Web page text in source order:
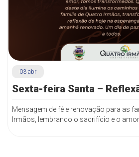
03 abr
Sexta-feira Santa –
Mensagem de fé e renovação para as
Irmãos, lembrando o sacrifício e o